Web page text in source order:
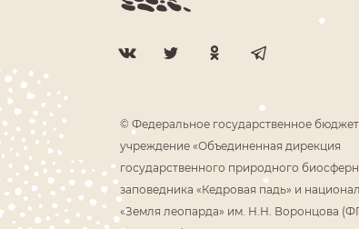
© Федеральное государственное
учреждение «Объединенная дирекция
государственного природного
заповедника «Кедровая падь» и
«Земля леопарда» им. Н.Н. Воронцова